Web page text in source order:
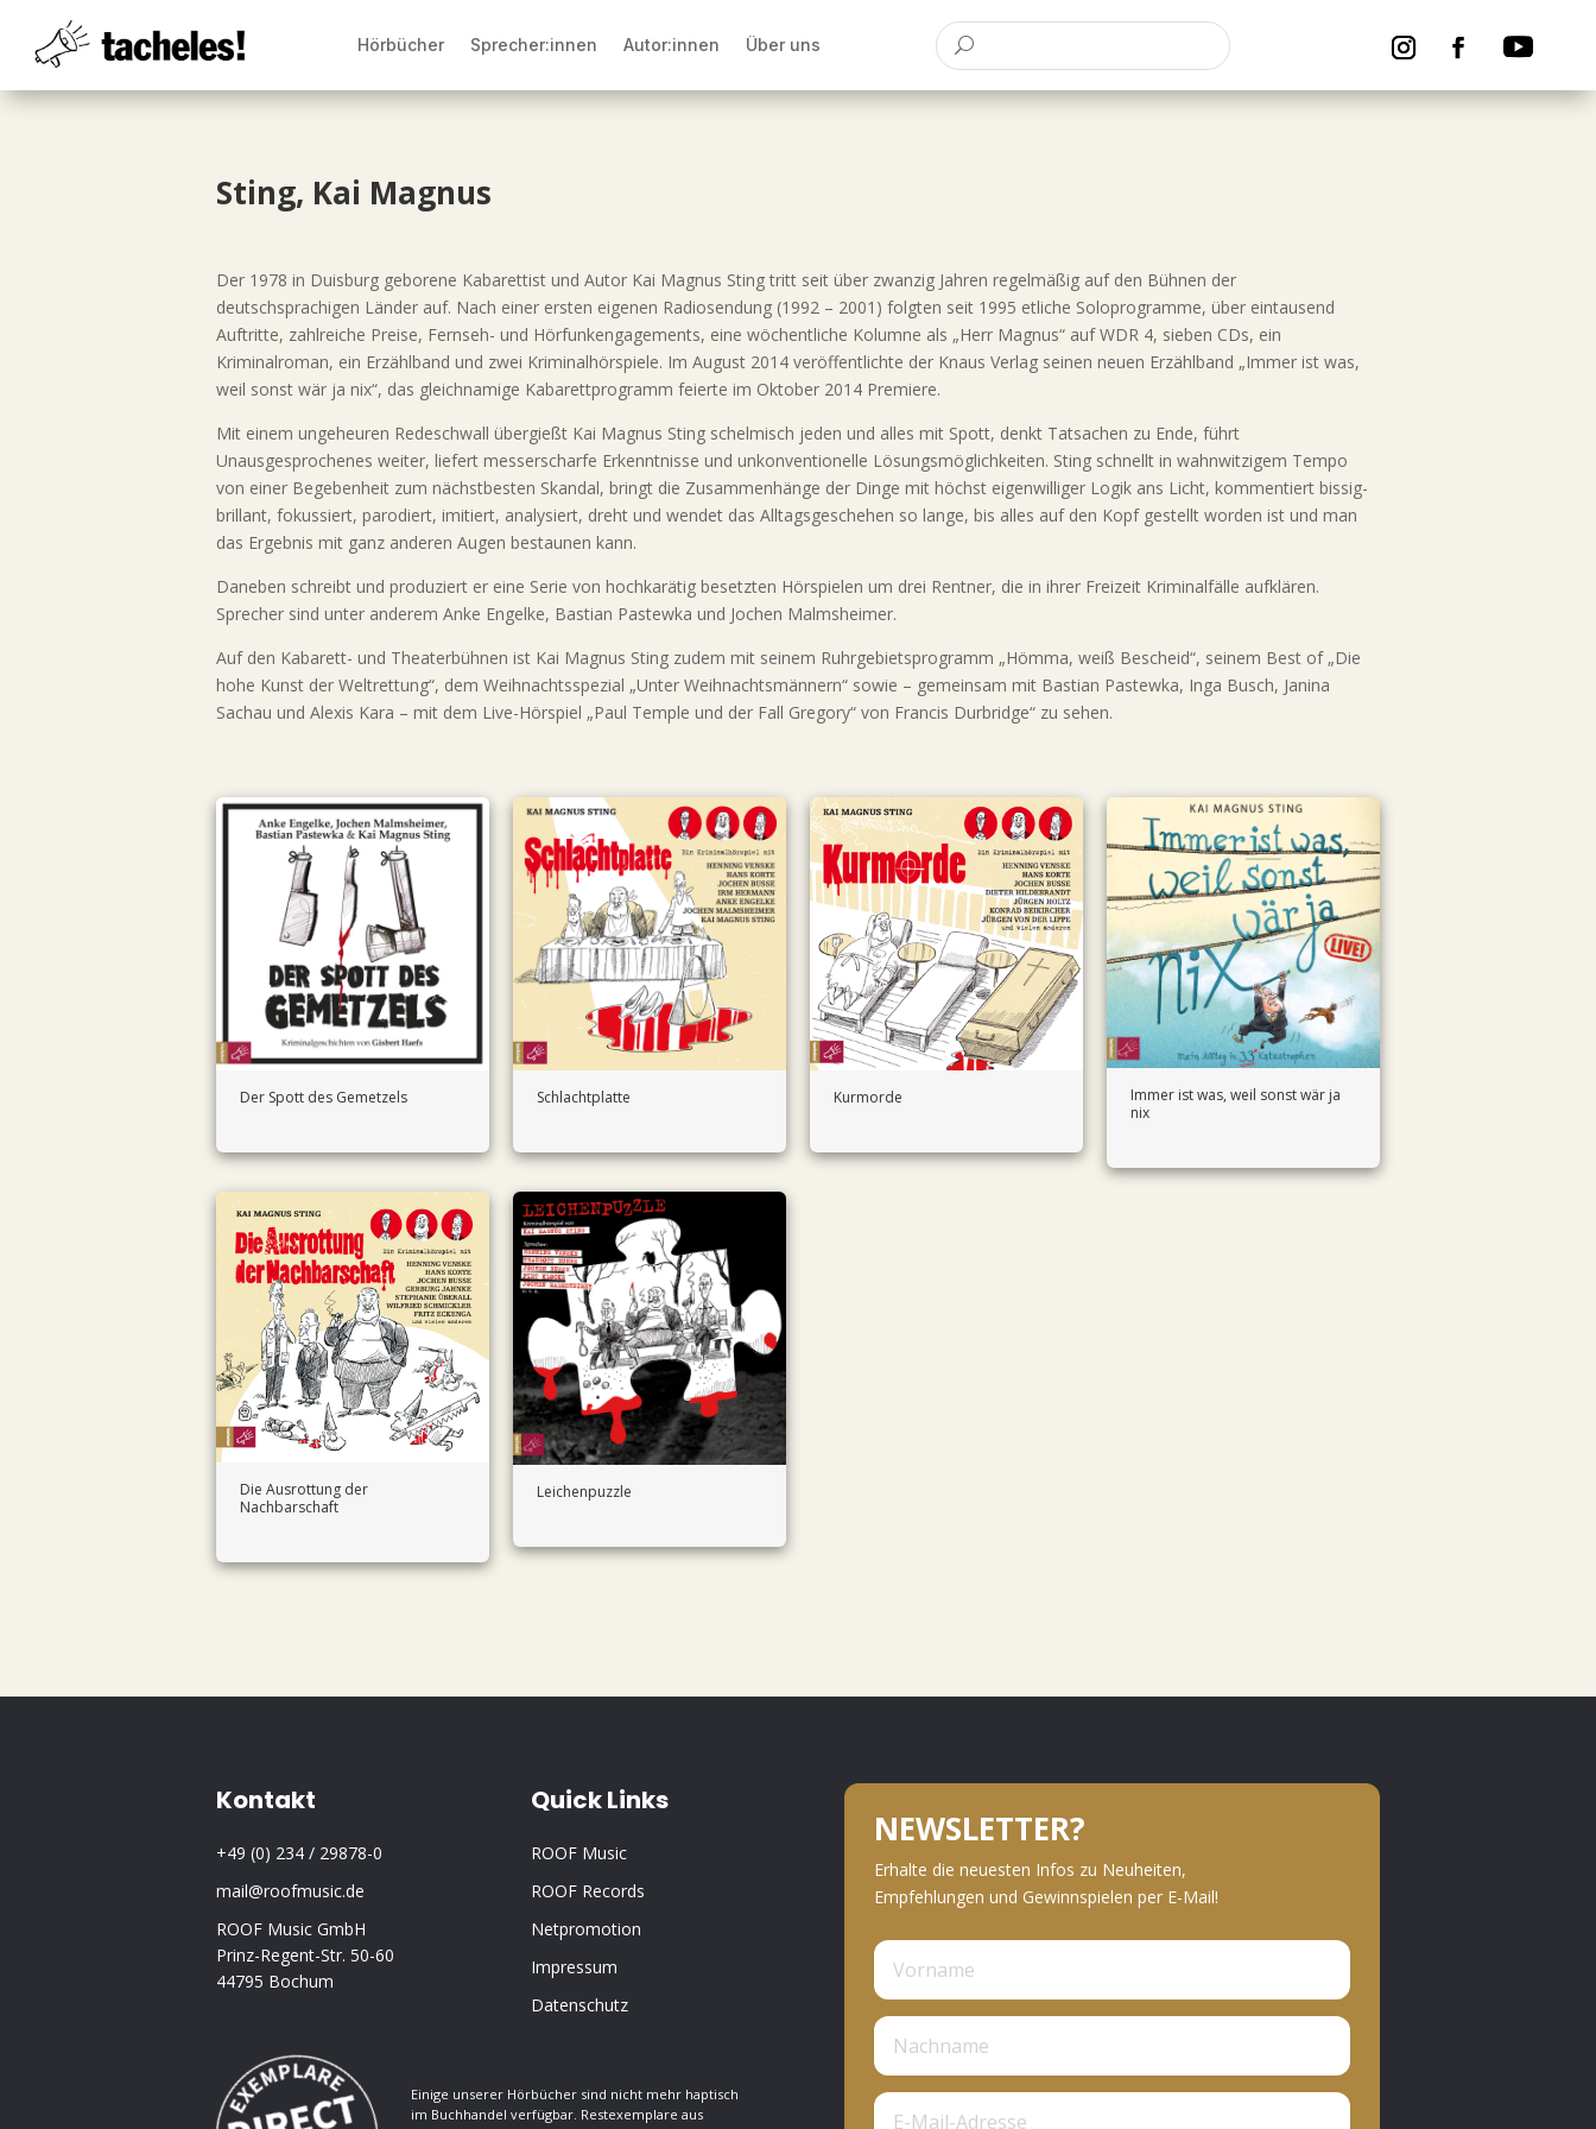
Hörbücher Sprecher:innen Autor:innen Über uns
Sting, Kai Magnus
Der 1978 in Duisburg geborene Kabarettist und Autor Kai Magnus Sting tritt seit über zwanzig Jahren regelmäßig auf den Bühnen der
deutschsprachigen Länder auf. Nach einer ersten eigenen Radiosendung (1992 – 2001) folgten seit 1995 etliche Soloprogramme, über eintausend
Auftritte, zahlreiche Preise, Fernseh- und Hörfunkengagements, eine wöchentliche Kolumne als „Herr Magnus“ auf WDR 4, sieben CDs, ein
Kriminalroman, ein Erzählband und zwei Kriminalhörspiele. Im August 2014 veröffentlichte der Knaus Verlag seinen neuen Erzählband „Immer ist was,
weil sonst wär ja nix“, das gleichnamige Kabarettprogramm feierte im Oktober 2014 Premiere.
Mit einem ungeheuren Redeschwall übergießt Kai Magnus Sting schelmisch jeden und alles mit Spott, denkt Tatsachen zu Ende, führt
Unausgesprochenes weiter, liefert messerscharfe Erkenntnisse und unkonventionelle Lösungsmöglichkeiten. Sting schnellt in wahnwitzigem Tempo
von einer Begebenheit zum nächstbesten Skandal, bringt die Zusammenhänge der Dinge mit höchst eigenwilliger Logik ans Licht, kommentiert bissig-
brillant, fokussiert, parodiert, imitiert, analysiert, dreht und wendet das Alltagsgeschehen so lange, bis alles auf den Kopf gestellt worden ist und man
das Ergebnis mit ganz anderen Augen bestaunen kann.
Daneben schreibt und produziert er eine Serie von hochkarätig besetzten Hörspielen um drei Rentner, die in ihrer Freizeit Kriminalfälle aufklären.
Sprecher sind unter anderem Anke Engelke, Bastian Pastewka und Jochen Malmsheimer.
Auf den Kabarett- und Theaterbühnen ist Kai Magnus Sting zudem mit seinem Ruhrgebietsprogramm „Hömma, weiß Bescheid“, seinem Best of „Die
hohe Kunst der Weltrettung“, dem Weihnachtsspezial „Unter Weihnachtsmännern“ sowie – gemeinsam mit Bastian Pastewka, Inga Busch, Janina
Sachau und Alexis Kara – mit dem Live-Hörspiel „Paul Temple und der Fall Gregory“ von Francis Durbridge“ zu sehen.
Der Spott des Gemetzels Schlachtplatte Kurmorde
Immer ist was, weil sonst wär ja
nix
Die Ausrottung der
Nachbarschaft
Leichenpuzzle
Kontakt
+49 (0) 234 / 29878-0
mail@roofmusic.de
ROOF Music GmbH
Prinz-Regent-Str. 50-60
44795 Bochum
Quick Links
ROOF Music
ROOF Records
Netpromotion
Impressum
Datenschutz
Einige unserer Hörbücher sind nicht mehr haptisch
im Buchhandel verfügbar. Restexemplare aus
NEWSLETTER?
Erhalte die neuesten Infos zu Neuheiten,
Empfehlungen und Gewinnspielen per E-Mail!